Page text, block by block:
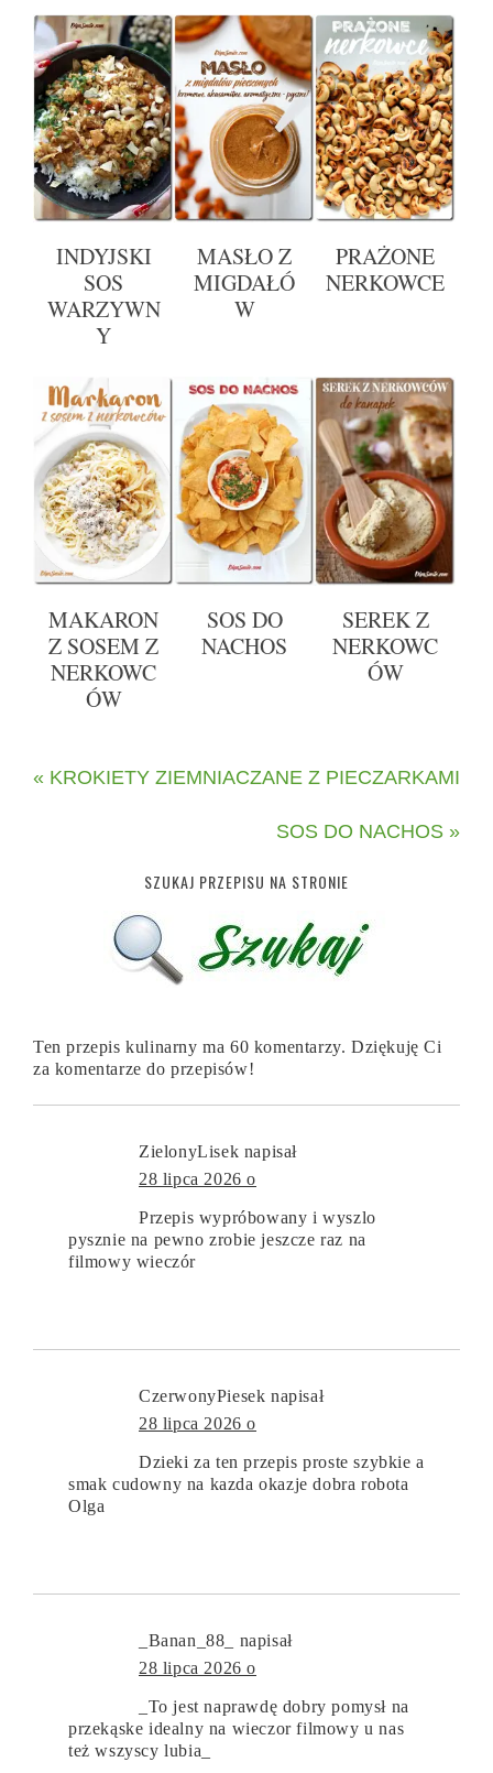
INDYJSKI
SOS
WARZYWN
Y
MASŁO Z
MIGDAŁÓ
W
PRAŻONE
NERKOWCE
MAKARON
Z SOSEM Z
NERKOWC
ÓW
SOS DO
NACHOS
SEREK Z
NERKOWC
ÓW
« KROKIETY ZIEMNIACZANE Z PIECZARKAMI
SOS DO NACHOS »
SZUKAJ PRZEPISU NA STRONIE
Ten przepis kulinarny ma 60 komentarzy. Dziękuję Ci
za komentarze do przepisów!
ZielonyLisek napisał
28 lipca 2026 o
Przepis wypróbowany i wyszlo
pysznie na pewno zrobie jeszcze raz na
filmowy wieczór
CzerwonyPiesek napisał
28 lipca 2026 o
Dzieki za ten przepis proste szybkie a
smak cudowny na kazda okazje dobra robota
Olga
_Banan_88_
napisał
28 lipca 2026 o
_To jest naprawdę dobry pomysł na
przekąske idealny na wieczor filmowy u nas
też wszyscy lubia_